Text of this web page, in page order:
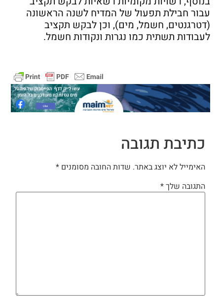
עבור חבילת תפעול של המדיח לשנה הראשונה
(דטרגנטים, חשמל, מים), וכן לבקש תקציב
לעבודות תשתית כמו נגרות ונקודות חשמל.
כתיבת תגובה
האימייל לא יוצג באתר. שדות החובה מסומנים *
התגובה שלך*